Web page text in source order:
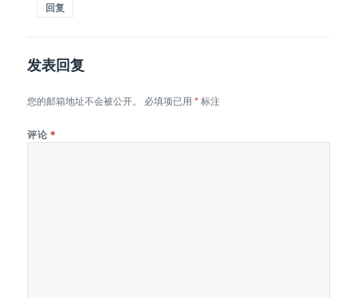
回复
发表回复
您的邮箱地址不会被公开。 必填项已用* 标注
评论 *